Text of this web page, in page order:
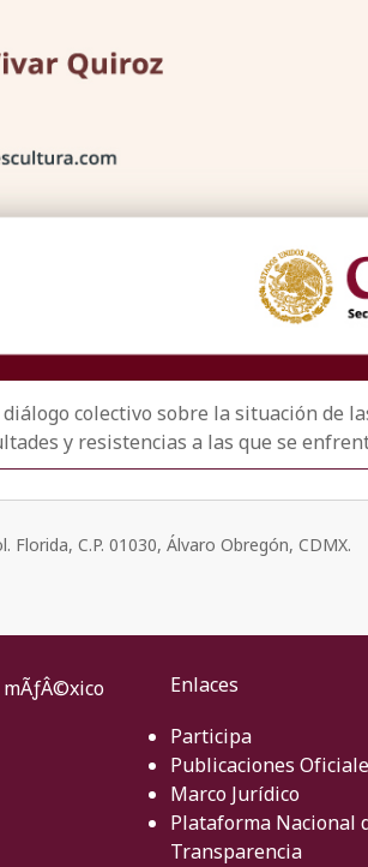
colectivo sobre la situación de
y resistencias a las que se
Florida, C.P. 01030, Álvaro Obregón, CDMX.
Enlaces
Participa
Publicaciones
Marco Jurídico
Plataforma Nacional
Transparencia